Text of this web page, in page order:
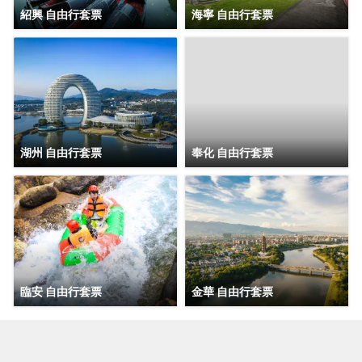
紹興 自由行套票 海寧 自由行套票
湖州 自由行套票 奉化 自由行套票
臨安 自由行套票 金華 自由行套票